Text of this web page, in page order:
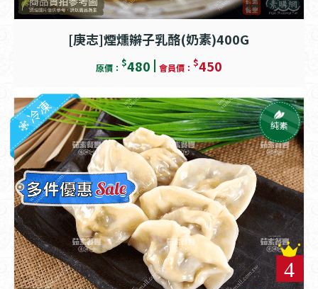
[庚志]煙燻辮子乳酪(奶素)400G
原價： $480 會員價： $450
冷凍 純素